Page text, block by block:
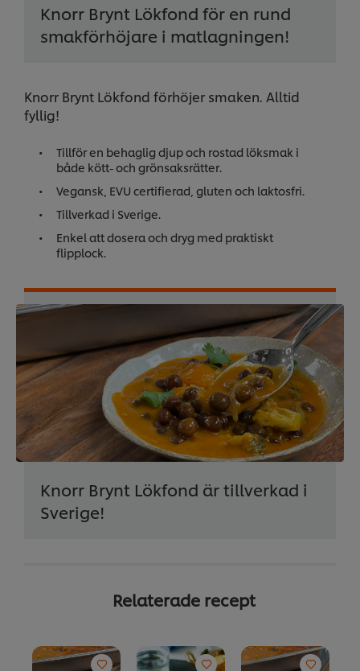
Knorr Brynt Lökfond för en rund
smakförhöjare i matlagningen!
Knorr Brynt Lökfond förhöjer smaken. Alltid
fyllig!
Tillför en behaglig djup och rostad löksmak i
både kött- och grönsaksrätter.
Vegansk, EVU certifierad, gluten och laktosfri.
Tillverkad i Sverige.
Enkel att dosera och dryg med praktiskt
flipplock.
Knorr Brynt Lökfond är tillverkad i
Sverige!
Relaterade recept